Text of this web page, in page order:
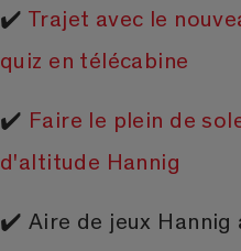
✔️ Trajet avec le
quiz en télécabine
✔️ Faire le plein de
d'altitude Hannig
✔️ Aire de jeux Hannig